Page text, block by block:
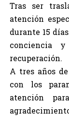
Tras ser
atención
durante 15
conciencia
recuperación.
A tres años
con los
atención